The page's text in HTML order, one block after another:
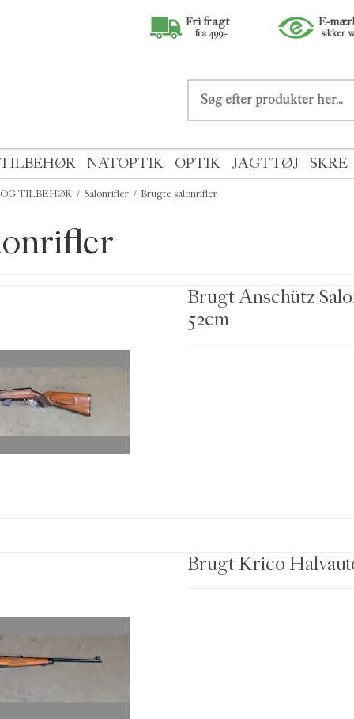
Fri fragt
fra 499,-
E-
sikker
TILBEHØR NATOPTIK OPTIK JAGTTØJ SKRE
TILBEHØR / Salonrifler / Brugte salonrifler
Brugt Anschütz
52cm
Brugt Krico